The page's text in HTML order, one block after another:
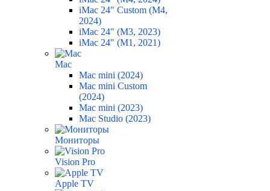
iMac 24" Custom (M4,
2024)
iMac 24" (M3, 2023)
iMac 24" (M1, 2021)
Mac
Mac mini (2024)
Mac mini Custom
(2024)
Mac mini (2023)
Mac Studio (2023)
Мониторы
Vision Pro
Apple TV